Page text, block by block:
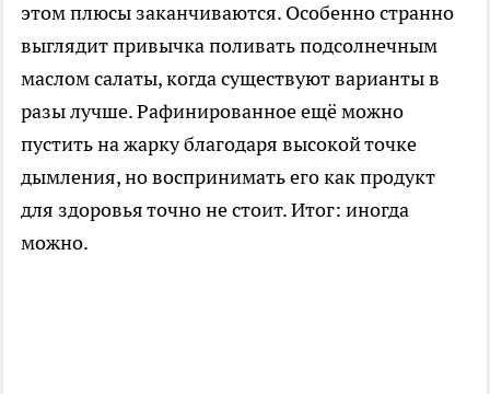
этом плюсы заканчиваются. Особенно странно
выглядит привычка поливать подсолнечным
маслом салаты, когда существуют варианты в
разы лучше. Рафинированное ещё можно
пустить на жарку благодаря высокой точке
дымления, но воспринимать его как продукт
для здоровья точно не стоит. Итог: иногда
можно.